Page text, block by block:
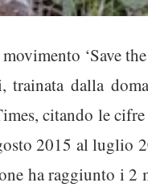
‘Save
dalla
citando le
2015 al luglio
ha raggiunto i